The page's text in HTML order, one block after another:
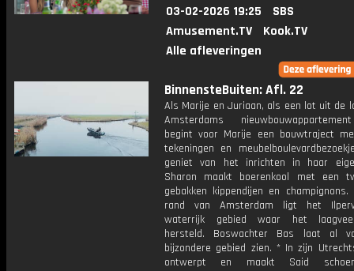
03-02-2026 19:25
SBS
Amusement.TV
Kook.TV
Alle afleveringen
BinnensteBuiten: Afl. 22
Als Marije en Juriaan, als een lot uit de
Amsterdams
begint voor Marije een bouwtraject
tekeningen en
geniet van het inrichten in haar
Sharon maakt boerenkool met een
gebakken kippendijen en
rand van Amsterdam ligt het
waterrijk gebied waar het
hersteld. Boswachter Bas laat al
bijzondere gebied zien. * In zijn
ontwerpt en maakt Said